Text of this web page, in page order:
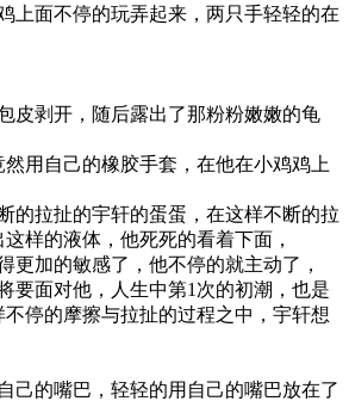
上面不停的玩弄起来，两只手轻轻的在
皮剥开，随后露出了那粉粉嫩嫩的龟
用自己的橡胶手套，在他在小鸡鸡上
的拉扯的宇轩的蛋蛋，在这样不断的拉
样的液体，他死死的看着下面，
加的敏感了，他不停的就主动了，
要面对他，人生中第1次的初潮，也是
停的摩擦与拉扯的过程之中，宇轩想
己的嘴巴，轻轻的用自己的嘴巴放在了